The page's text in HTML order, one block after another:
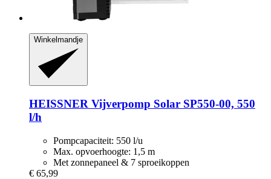
Winkelmandje
HEISSNER Vijverpomp Solar SP550-​00, 550
l/h
Pompcapaciteit: 550 l/u
Max. opvoerhoogte: 1,5 m
Met zonnepaneel & 7 sproeikoppen
€ 65,99